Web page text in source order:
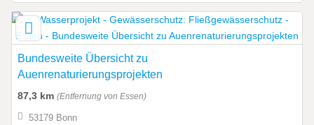
Bundesweite Übersicht zu
Auenrenaturierungsprojekten
87,3 km (Entfernung von Essen)
53179 Bonn